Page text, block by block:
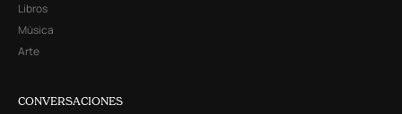
Libros
Música
Arte
CONVERSACIONES